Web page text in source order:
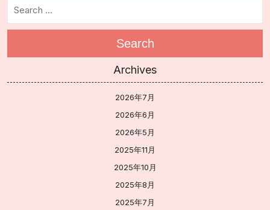
Search
Archives
2026年7月
2026年6月
2026年5月
2025年11月
2025年10月
2025年8月
2025年7月